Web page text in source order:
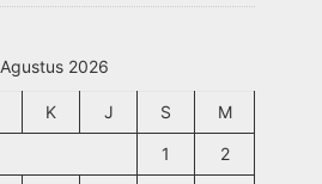
Agustus 2026
K J S M
1 2